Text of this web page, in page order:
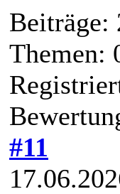
Beiträge:
Themen:
#11